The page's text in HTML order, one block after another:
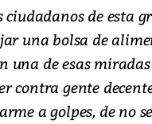
ciudadanos de esta
una bolsa de
una de esas
contra gente
a golpes, de no